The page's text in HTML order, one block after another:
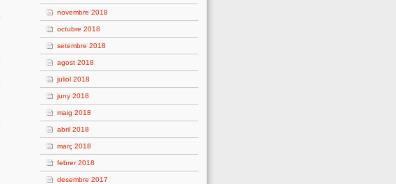
novembre 2018
octubre 2018
setembre 2018
agost 2018
juliol 2018
juny 2018
maig 2018
abril 2018
març 2018
febrer 2018
desembre 2017